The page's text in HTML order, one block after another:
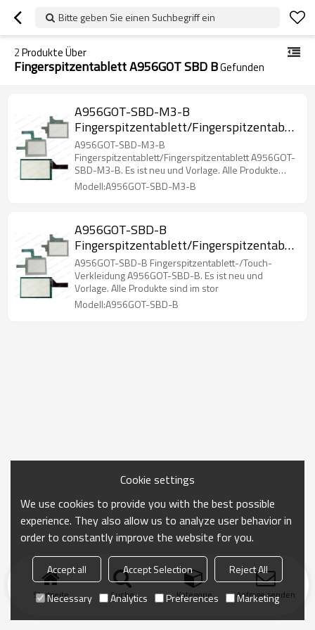
Bitte geben Sie einen Suchbegriff ein
2Produkte Über
Fingerspitzentablett A956GOT SBD BGefunden
A956GOT-SBD-M3-B
Fingerspitzentablett/Fingerspitzentablett
A956GOT-SBD-M3-B
A956GOT-SBD-M3-B
Fingerspitzentablett/Fingerspitzentablett A956GOT-
SBD-M3-B. Es ist neu und Vorlage. Alle Produkte
sind im stor
Modell:A956GOT-SBD-M3-B
A956GOT-SBD-B
Fingerspitzentablett/Fingerspitzentablett
A956GOT-SBD-B
A956GOT-SBD-B Fingerspitzentablett-/Touch-
Verkleidung A956GOT-SBD-B. Es ist neu und
Vorlage. Alle Produkte sind im stor
Modell:A956GOT-SBD-B
Startseite Suche Kategorie Anfrage senden
Cookie settings
We use cookies to provide you with the best possible
experience. They also allow us to analyze user behavior in
order to constantly improve the website for you.
Accept all Accept Selection
Reject All
Necessary
Analytics Preferences Marketing